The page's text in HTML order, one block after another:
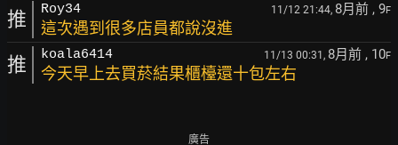
推 Roy34 11/12 21:44, 8月前 , 9F
這次遇到很多店員都說沒進
推 koala6414 11/13 00:31, 8月前 , 10F
今天早上去買菸結果櫃檯還十包左右
廣告